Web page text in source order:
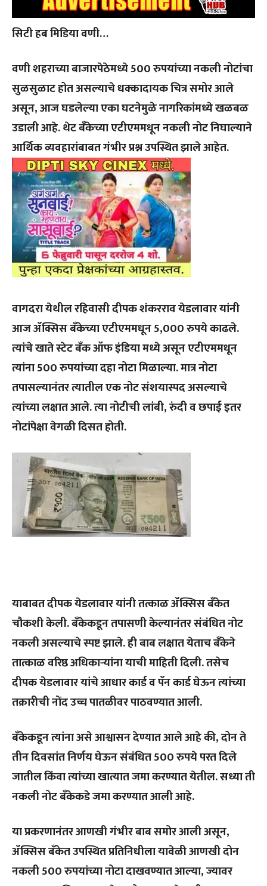
सिटी हब मिडिया वणी…
वणी शहराच्या बाजारपेठेमध्ये 500 रुपयांच्या नकली नोटांचा
सुळसुळाट होत असल्याचे धक्कादायक चित्र समोर आले
असून, आज घडलेल्या एका घटनेमुळे नागरिकांमध्ये खळबळ
उडाली आहे. थेट बँकेच्या एटीएममधून नकली नोट निघाल्याने
आर्थिक व्यवहारांबाबत गंभीर प्रश्न उपस्थित झाले आहेत.
वागदरा येथील रहिवासी दीपक शंकरराव येडलावार यांनी
आज ॲक्सिस बँकेच्या एटीएममधून 5,000 रुपये काढले.
त्यांचे खाते स्टेट बँक ऑफ इंडिया मध्ये असून एटीएममधून
त्यांना 500 रुपयांच्या दहा नोटा मिळाल्या. मात्र नोटा
तपासल्यानंतर त्यातील एक नोट संशयास्पद असल्याचे
त्यांच्या लक्षात आले. त्या नोटीची लांबी, रुंदी व छपाई इतर
नोटांपेक्षा वेगळी दिसत होती.
याबाबत दीपक येडलावार यांनी तत्काळ ॲक्सिस बँकेत
चौकशी केली. बँकेकडून तपासणी केल्यानंतर संबंधित नोट
नकली असल्याचे स्पष्ट झाले. ही बाब लक्षात येताच बँकेने
तात्काळ वरिष्ठ अधिकाऱ्यांना याची माहिती दिली. तसेच
दीपक येडलावार यांचे आधार कार्ड व पॅन कार्ड घेऊन त्यांच्या
तक्रारीची नोंद उच्च पातळीवर पाठवण्यात आली.
बँकेकडून त्यांना असे आश्वासन देण्यात आले आहे की, दोन ते
तीन दिवसांत निर्णय घेऊन संबंधित 500 रुपये परत दिले
जातील किंवा त्यांच्या खात्यात जमा करण्यात येतील. सध्या ती
नकली नोट बँकेकडे जमा करण्यात आली आहे.
या प्रकरणानंतर आणखी गंभीर बाब समोर आली असून,
ॲक्सिस बँकेत उपस्थित प्रतिनिधीला यावेळी आणखी दोन
नकली 500 रुपयांच्या नोटा दाखवण्यात आल्या, ज्यावर